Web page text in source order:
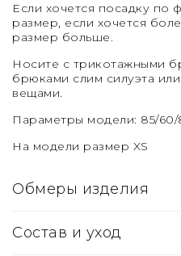
Если хочется посадку по
размер, если хочется
размер больше.
Носите с трикотажными
брюками слим силуэта
вещами.
Параметры модели: 85/60/
На модели размер XS
Обмеры изделия
Состав и уход